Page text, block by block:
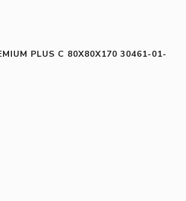
PLUS C 80X80X170 30461-01-